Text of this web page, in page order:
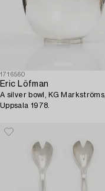
1716560
Eric Löfman
A silver bowl, KG Markströms,
Uppsala 1978.